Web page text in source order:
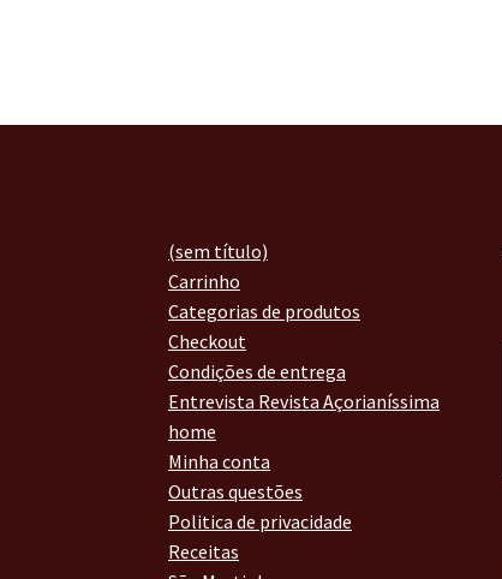
(sem título)
Carrinho
Categorias de produtos
Checkout
Condições de entrega
Entrevista Revista Açorianíssima
home
Minha conta
Outras questões
Politica de privacidade
Receitas